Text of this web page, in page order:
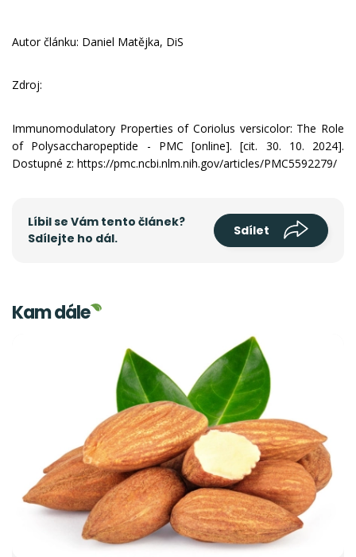
Autor článku: Daniel Matějka, DiS
Zdroj:
Immunomodulatory Properties of Coriolus versicolor: The Role
of Polysaccharopeptide - PMC [online]. [cit. 30. 10. 2024].
Dostupné z: https://pmc.ncbi.nlm.nih.gov/articles/PMC5592279/
Líbil se Vám tento článek?
Sdílejte ho dál.
Sdílet
Kam dále